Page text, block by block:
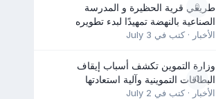
0
طريقي قرية الحظيرة و المدرسة
الصناعية بالنهضة تمهيدًا لبدء تطويره
الأخبار · كتب في July 3
0
وزارة التموين تكشف أسباب إيقاف
البطاقات التموينية وآلية استعادتها
الأخبار · كتب في July 2